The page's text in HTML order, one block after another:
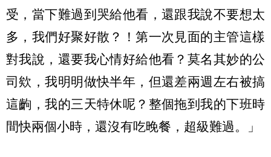
受，當下難過到哭給他看，還跟我說不要想太
多，我們好聚好散？！第一次見面的主管這樣
對我說，還要我心情好給他看？莫名其妙的公
司欸，我明明做快半年，但還差兩週左右被搞
這齣，我的三天特休呢？整個拖到我的下班時
間快兩個小時，還沒有吃晚餐，超級難過。」